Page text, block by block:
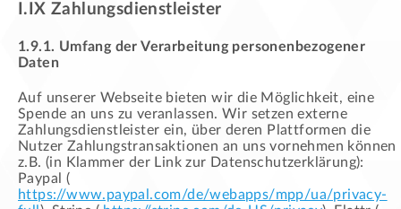
I.IX Zahlungsdienstleister
1.9.1. Umfang der Verarbeitung personenbezogener
Daten
Auf unserer Webseite bieten wir die Möglichkeit, eine
Spende an uns zu veranlassen. Wir setzen externe
Zahlungsdienstleister ein, über deren Plattformen die
Nutzer Zahlungstransaktionen an uns vornehmen können
z.B. (in Klammer der Link zur Datenschutzerklärung):
Paypal (
https://www.paypal.com/de/webapps/mpp/ua/privacy-